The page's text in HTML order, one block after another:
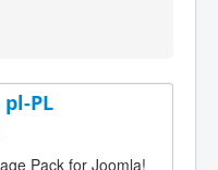
PL
Pack for Joomla!